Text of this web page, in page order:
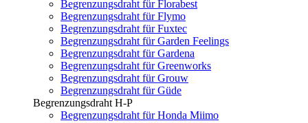
Begrenzungsdraht für Florabest
Begrenzungsdraht für Flymo
Begrenzungsdraht für Fuxtec
Begrenzungsdraht für Garden Feelings
Begrenzungsdraht für Gardena
Begrenzungsdraht für Greenworks
Begrenzungsdraht für Grouw
Begrenzungsdraht für Güde
Begrenzungsdraht H-P
Begrenzungsdraht für Honda Miimo